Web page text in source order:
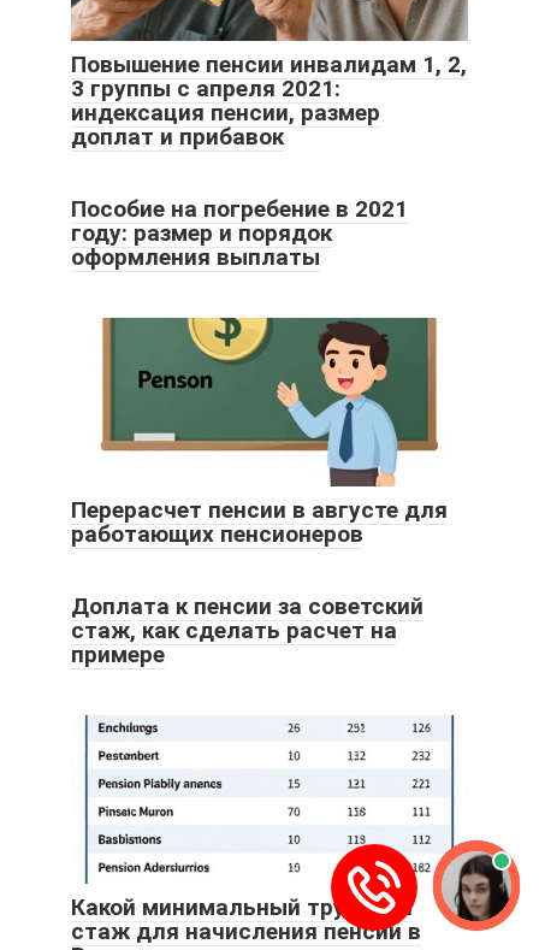
Повышение пенсии инвалидам 1, 2,
3 группы с апреля 2021:
индексация пенсии, размер
доплат и прибавок
Пособие на погребение в 2021
году: размер и порядок
оформления выплаты
Перерасчет пенсии в августе для
работающих пенсионеров
Доплата к пенсии за советский
стаж, как сделать расчет на
примере
Какой минимальный трудовой
стаж для начисления пенсии в